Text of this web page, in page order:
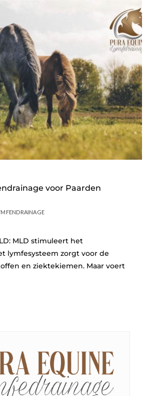
voor Paarden
MLD stimuleert het
lymfesysteem zorgt voor de
en ziektekiemen. Maar voert